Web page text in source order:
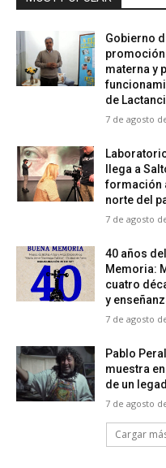
Gobierno
promoción
materna y
de
7 de agosto
llega a
formación
norte del
7 de agosto
40 años
Memoria:
cuatro
y
7 de agosto
Pablo
muestra
de un
7 de agosto
Cargar